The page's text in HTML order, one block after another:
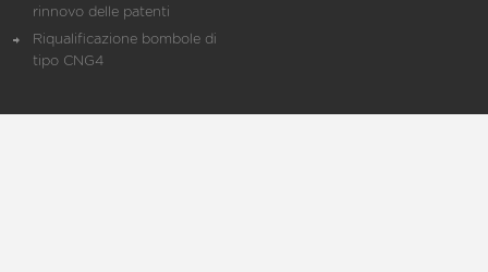
rinnovo delle patenti
Riqualificazione bombole di
tipo CNG4